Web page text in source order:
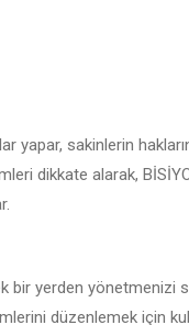
yapar, sakinlerin
dikkate alarak,
bir yerden yönetmenizi
düzenlemek için